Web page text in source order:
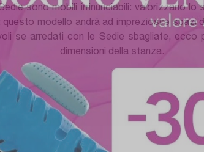
sono mobili irrinunciabili: valorizzano
: questo modello andrà ad impreziosire spazi
se arredati con le Sedie sbagliate,
dimensioni della stanza.